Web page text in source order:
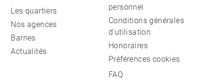
Les quartiers
Nos agences
Barnes
Actualités
personnel
Conditions générales
d'utilisation
Honoraires
Préférences cookies
FAQ